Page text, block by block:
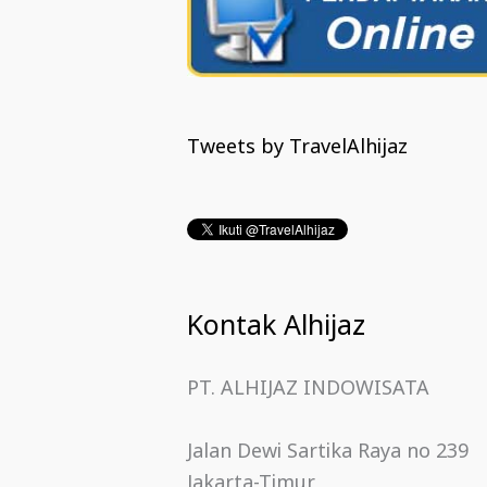
Tweets by TravelAlhijaz
Kontak Alhijaz
PT. ALHIJAZ INDOWISATA
Jalan Dewi Sartika Raya no 239